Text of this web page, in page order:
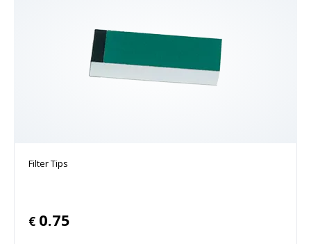
Filter Tips
€ 0.75